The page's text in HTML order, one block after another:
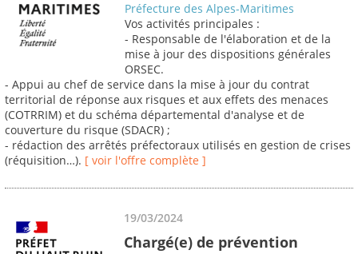
Préfecture des Alpes-Maritimes
Vos activités principales :
- Responsable de l'élaboration et de la
mise à jour des dispositions générales
ORSEC.
- Appui au chef de service dans la mise à jour du contrat
territorial de réponse aux risques et aux effets des menaces
(COTRRIM) et du schéma départemental d'analyse et de
couverture du risque (SDACR) ;
- rédaction des arrêtés préfectoraux utilisés en gestion de crises
(réquisition…). [ voir l'offre complète ]
19/03/2024
Chargé(e) de prévention